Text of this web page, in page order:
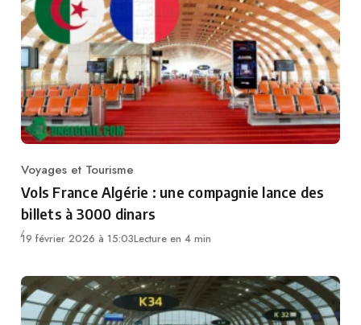
Category
Voyages et Tourisme
Vols France Algérie : une compagnie lance des
billets à 3000 dinars
19 février 2026 à 15:03Lecture en 4 min